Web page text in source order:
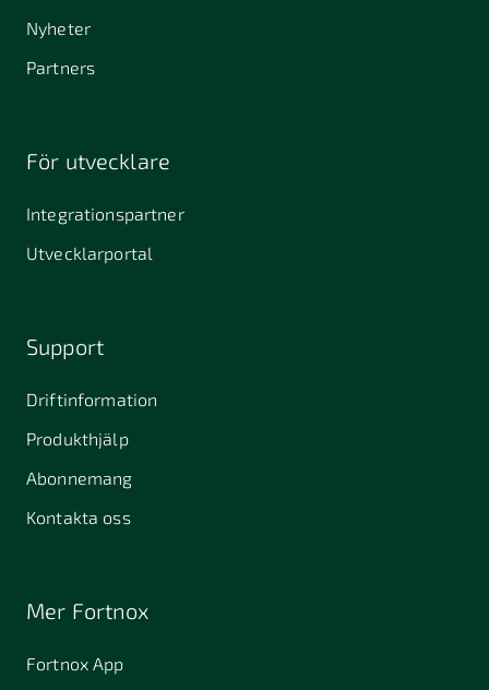
Nyheter
Partners
För utvecklare
Integrationspartner
Utvecklarportal
Support
Driftinformation
Produkthjälp
Abonnemang
Kontakta oss
Mer Fortnox
Fortnox App